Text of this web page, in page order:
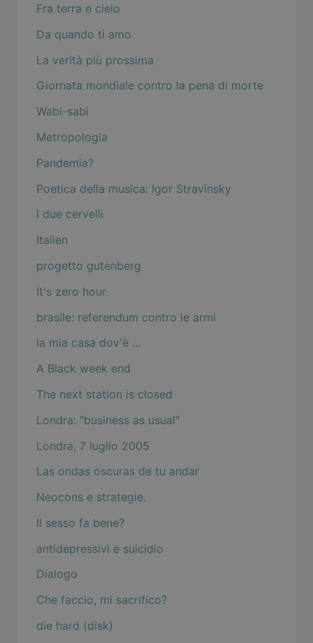
Fra terra e cielo
Da quando ti amo
La verità più prossima
Giornata mondiale contro la pena di morte
Wabi-sabi
Metropologia
Pandemia?
Poetica della musica: Igor Stravinsky
I due cervelli
Italien
progetto gutenberg
It's zero hour
brasile: referendum contro le armi
la mia casa dov'è ...
A Black week end
The next station is closed
Londra: "business as usual"
Londra, 7 luglio 2005
Las ondas oscuras de tu andar
Neocons e strategie.
Il sesso fa bene?
antidepressivi e suicidio
Dialogo
Che faccio, mi sacrifico?
die hard (disk)